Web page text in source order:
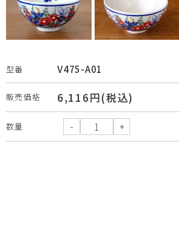
型番 V475-A01
販売価格 6,116円(税込)
数量